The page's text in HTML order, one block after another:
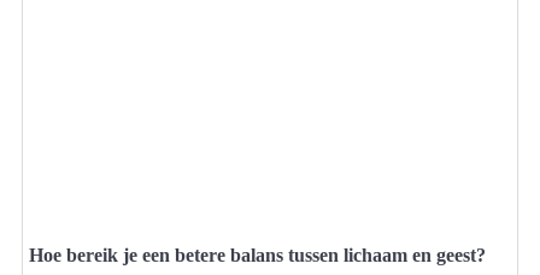
Hoe bereik je een betere balans tussen lichaam en geest?